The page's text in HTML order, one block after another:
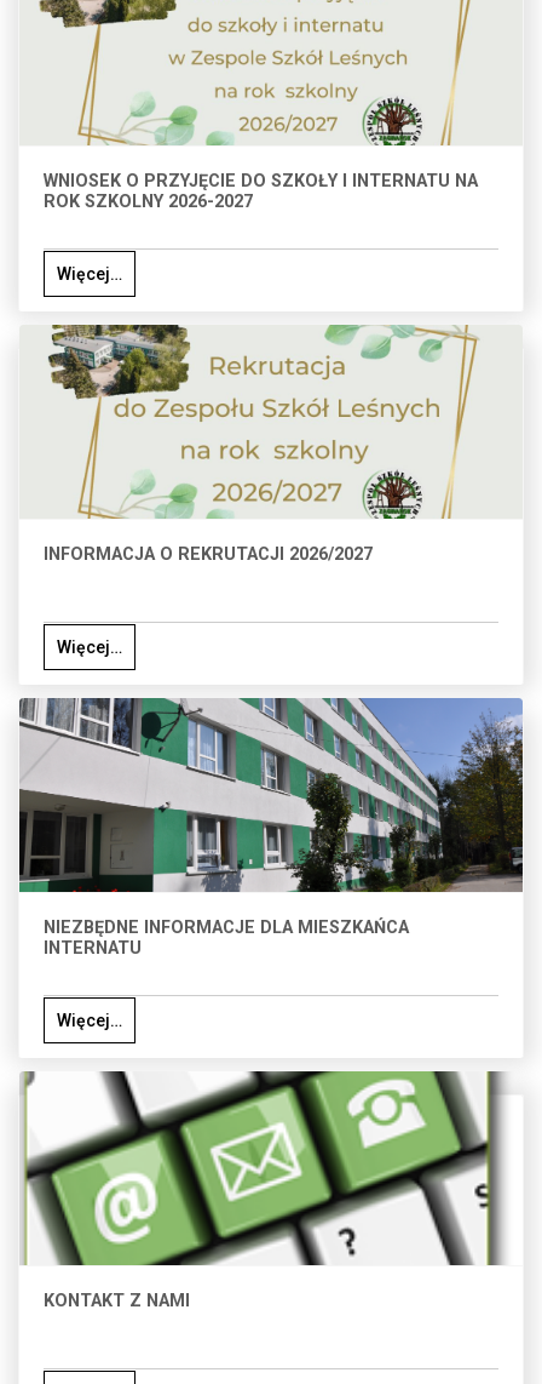
WNIOSEK O PRZYJĘCIE DO SZKOŁY I INTERNATU NA
ROK SZKOLNY 2026-2027
Więcej…
INFORMACJA O REKRUTACJI 2026/2027
Więcej…
NIEZBĘDNE INFORMACJE DLA MIESZKAŃCA
INTERNATU
Więcej…
KONTAKT Z NAMI